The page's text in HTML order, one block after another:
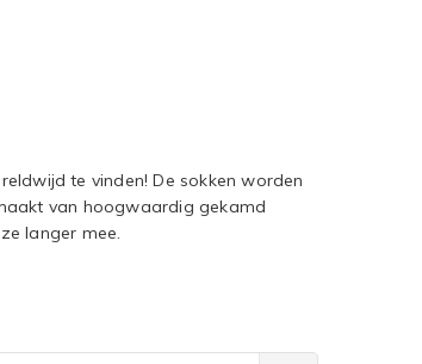
te vinden! De sokken worden
van hoogwaardig gekamd
langer mee.